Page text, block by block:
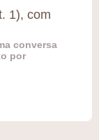
1), com
conversa
por